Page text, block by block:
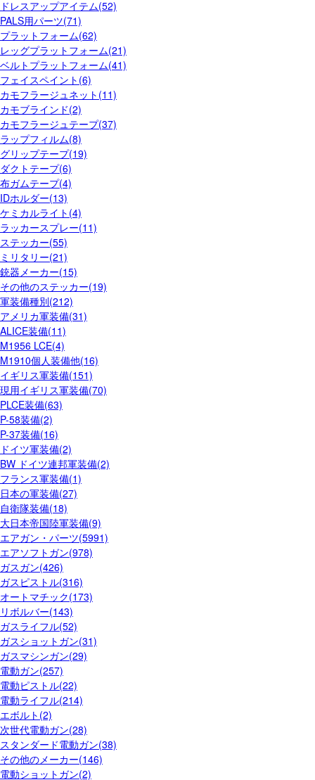
ドレスアップアイテム(52)
PALS用パーツ(71)
プラットフォーム(62)
レッグプラットフォーム(21)
ベルトプラットフォーム(41)
フェイスペイント(6)
カモフラージュネット(11)
カモブラインド(2)
カモフラージュテープ(37)
ラップフィルム(8)
グリップテープ(19)
ダクトテープ(6)
布ガムテープ(4)
IDホルダー(13)
ケミカルライト(4)
ラッカースプレー(11)
ステッカー(55)
ミリタリー(21)
銃器メーカー(15)
その他のステッカー(19)
軍装備種別(212)
アメリカ軍装備(31)
ALICE装備(11)
M1956 LCE(4)
M1910個人装備他(16)
イギリス軍装備(151)
現用イギリス軍装備(70)
PLCE装備(63)
P-58装備(2)
P-37装備(16)
ドイツ軍装備(2)
BW ドイツ連邦軍装備(2)
フランス軍装備(1)
日本の軍装備(27)
自衛隊装備(18)
大日本帝国陸軍装備(9)
エアガン・パーツ(5991)
エアソフトガン(978)
ガスガン(426)
ガスピストル(316)
オートマチック(173)
リボルバー(143)
ガスライフル(52)
ガスショットガン(31)
ガスマシンガン(29)
電動ガン(257)
電動ピストル(22)
電動ライフル(214)
エボルト(2)
次世代電動ガン(28)
スタンダード電動ガン(38)
その他のメーカー(146)
電動ショットガン(2)